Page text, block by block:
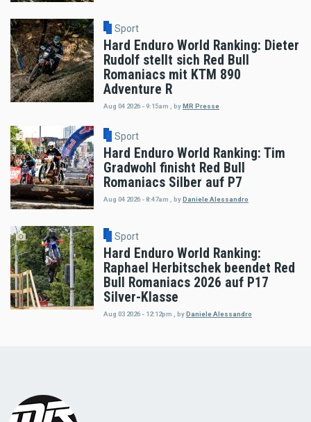
Sport
Hard Enduro World Ranking: Dieter
Rudolf stellt sich Red Bull
Romaniacs mit KTM 890
Adventure R
Aug 04 2026 - 9:15am , by MR Presse
Sport
Hard Enduro World Ranking: Tim
Gradwohl finisht Red Bull
Romaniacs Silber auf P7
Aug 04 2026 - 8:47am byDaniele Alessandro
Sport
Hard Enduro World Ranking:
Raphael Herbitschek beendet Red
Bull Romaniacs 2026 auf P17
Silver-Klasse
Aug 03 2026 - 12:12pm byDaniele Alessandro